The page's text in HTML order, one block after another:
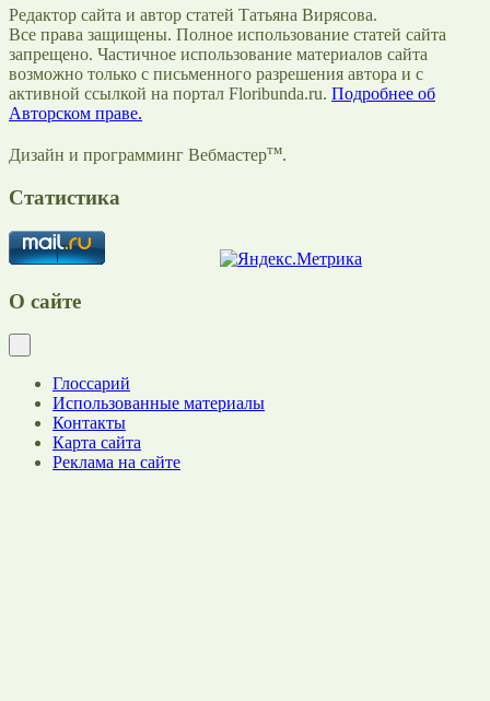
Редактор сайта и автор статей Татьяна Вирясова.
Все права защищены. Полное использование статей сайта
запрещено. Частичное использование материалов сайта
возможно только с письменного разрешения автора и с
активной ссылкой на портал Floribunda.ru. Подробнее об
Авторском праве.
Дизайн и программинг Вебмастертм.
Статистика
О сайте
Глоссарий
Использованные материалы
Контакты
Карта сайта
Реклама на сайте